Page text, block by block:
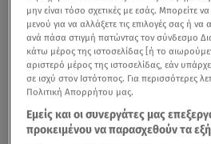
μην είναι τόσο σχετικές με εσάς. Μπορείτε
μενού για να αλλάξετε τις επιλογές σας ή
ανά πάσα στιγμή πατώντας τον σύνδεσμο
κάτω μέρος της ιστοσελίδας [ή το
αριστερό μέρος της ιστοσελίδας, εάν
σε ισχύ στον Ιστότοπος. Για περισσότερες
Πολιτική Απορρήτου μας.
Εμείς και οι συνεργάτες μας
προκειμένου να παρασχεθούν τα